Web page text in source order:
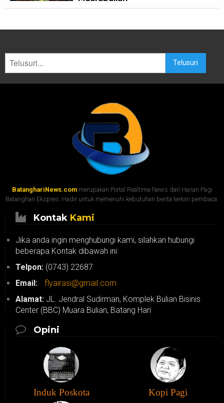
Telusuri
BatanghariNews.commerupakan Portal Realtime News dari Harian Pagi
Batanghari Ekspres. Hadir untuk memenuhi kebutuhan berita terkini pembaca.
Kontak Kami
Jika anda ingin menghubungi kami, silahkan hubungi
beberapa Kontak dibawah ini:
Telpon: (0743) 22687
Email:
flyairasi@gmail.com
Alamat: JL. Jendral Sudirman, Komplek Bulian Bisinis
Center (BBC) Muara Bulian, Batang Hari
Opini
Induk Poskota Kopi Pagi